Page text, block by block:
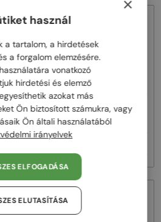
48/72
Dior—Napszemüvegek
DIORB23 S4I - 64A0 V - 56
48/72
×
használ
a tartalom, a hirdetések
a forgalom elemzésére.
vonatkozó
hirdetési és elemző
azokat más
Ön biztosított számukra, vagy
Ön általi használatából
irányelvek
ELFOGADÁSA
ELUTASÍTÁSA